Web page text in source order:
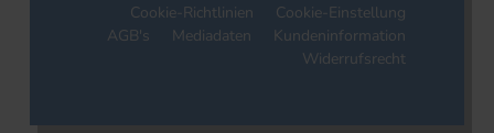
Cookie-Richtlinien
Cookie-Einstellung
AGB's
Mediadaten
Kundeninformation
Widerrufsrecht